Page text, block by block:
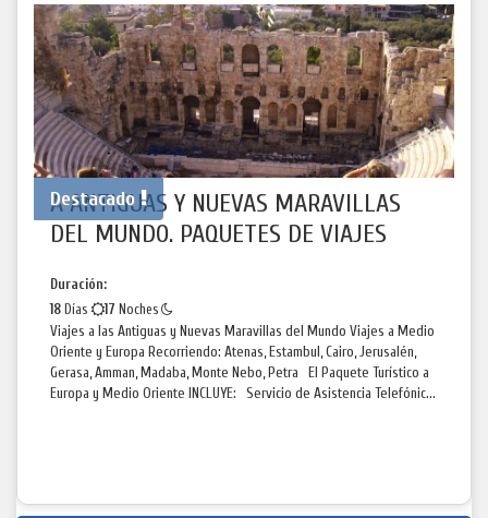
Destacado
A ANTIGUAS Y NUEVAS MARAVILLAS
DEL MUNDO. PAQUETES DE VIAJES
Duración:
18 Días 17 Noches
Viajes a las Antiguas y Nuevas Maravillas del Mundo Viajes a Medio
Oriente y Europa Recorriendo: Atenas, Estambul, Cairo, Jerusalén,
Gerasa, Amman, Madaba, Monte Nebo, Petra El Paquete Turístico a
Europa y Medio Oriente INCLUYE: Servicio de Asistencia Telefónic...